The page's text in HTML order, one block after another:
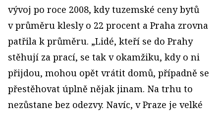
vývoj po roce 2008, kdy tuzemské ceny bytů
v průměru klesly o 22 procent a Praha zrovna
patřila k průměru. „Lidé, kteří se do Prahy
stěhují za prací, se tak v okamžiku, kdy o ni
přijdou, mohou opět vrátit domů, případně se
přestěhovat úplně nějak jinam. Na trhu to
nezůstane bez odezvy. Navíc, v Praze je velké